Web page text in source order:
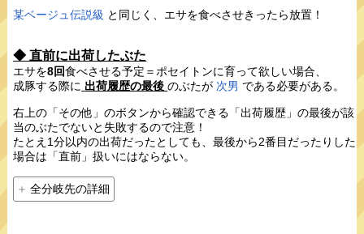
某ベージュ伝説級 と同じく、エサを食べさせきったら放置！
◆ 直前に出荷したぶた
エサを8回食べさせる予定＝ポセイトンに育って欲しい場合、
成豚する際に 出荷履歴の最後 のぶたが 次男 である必要がある。
右上の「その他」のボタンから確認できる「出荷履歴」の最後が該
当のぶたでないと失敗するので注意！
たとえ1分以内の出荷だったとしても、最後から2番目だったりした
場合は「直前」扱いにはならない。
全分岐先の詳細